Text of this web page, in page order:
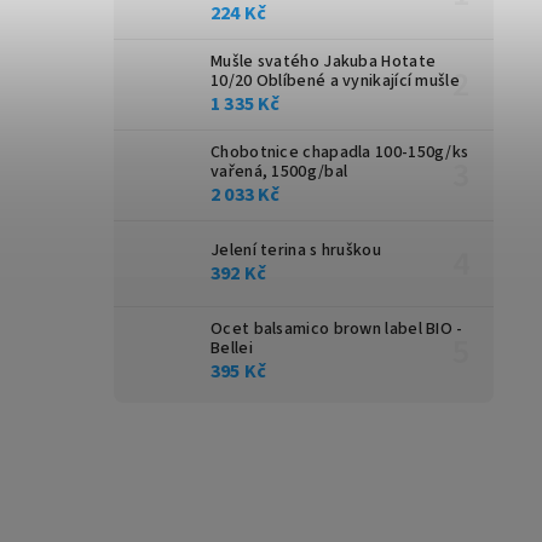
224 Kč
Mušle svatého Jakuba Hotate
10/20 Oblíbené a vynikající mušle
1 335 Kč
Chobotnice chapadla 100-150g/ks
vařená, 1500g/bal
2 033 Kč
Jelení terina s hruškou
392 Kč
Ocet balsamico brown label BIO -
Bellei
395 Kč